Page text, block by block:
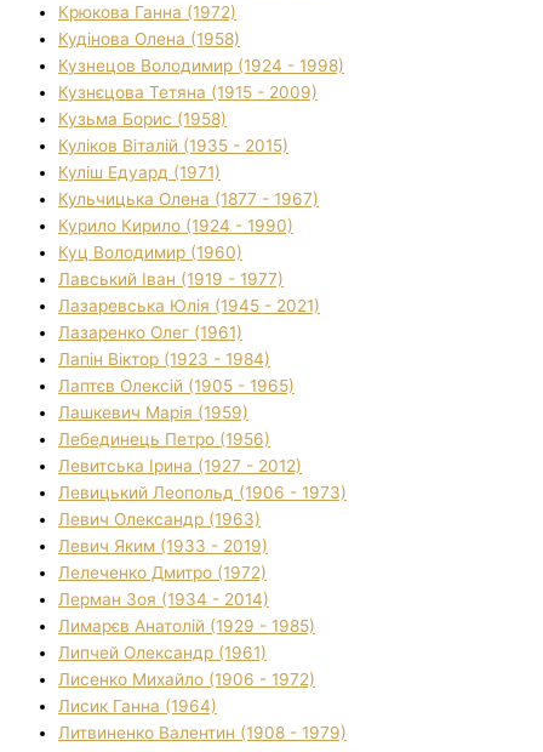
Крюкова Ганна (1972)
Кудінова Олена (1958)
Кузнецов Володимир (1924 - 1998)
Кузнєцова Тетяна (1915 - 2009)
Кузьма Борис (1958)
Куліков Віталій (1935 - 2015)
Куліш Едуард (1971)
Кульчицька Олена (1877 - 1967)
Курило Кирило (1924 - 1990)
Куц Володимир (1960)
Лавський Іван (1919 - 1977)
Лазаревська Юлія (1945 - 2021)
Лазаренко Олег (1961)
Лапін Віктор (1923 - 1984)
Лаптєв Олексій (1905 - 1965)
Лашкевич Марія (1959)
Лебединець Петро (1956)
Левитська Ірина (1927 - 2012)
Левицький Леопольд (1906 - 1973)
Левич Олександр (1963)
Левич Яким (1933 - 2019)
Лелеченко Дмитро (1972)
Лерман Зоя (1934 - 2014)
Лимарєв Анатолій (1929 - 1985)
Липчей Олександр (1961)
Лисенко Михайло (1906 - 1972)
Лисик Ганна (1964)
Литвиненко Валентин (1908 - 1979)